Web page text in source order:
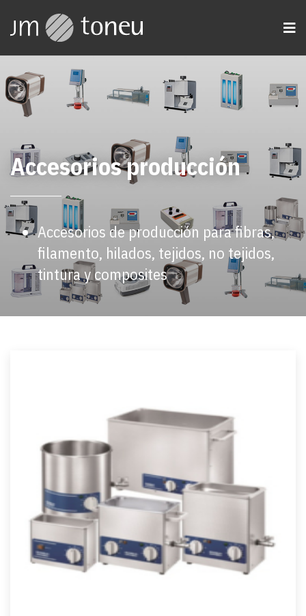
Accesorios producción
Accesorios de producción para fibras,
filamento, hilados, tejidos, no tejidos,
tintura y composites